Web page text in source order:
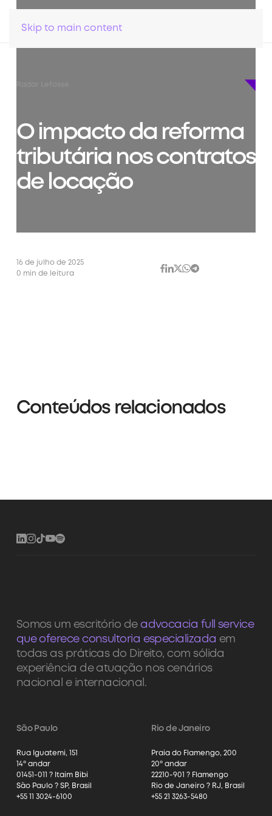
Skip to main content
O impacto da reforma
tributária nos contratos
de locação
16 de julho de 2025
0 min de leitura
Conteúdos relacionados
Somos um escritório de advocacia full service
que oferece consultoria especializada em
todas as práticas do Direito, com sólida
experiência de atuação nos cenários
nacional e internacional.
São Paulo
Rua Iguatemi, 151
14º andar
01451-011 ? Itaim Bibi
São Paulo ? SP, Brasil
+55 11 3024-6100
Rio de Janeiro
Praia do Flamengo, 200
20º andar
22210-901 ? Flamengo
Rio de Janeiro ? RJ, Brasil
+55 21 3263-5480